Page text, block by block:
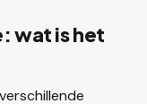
wat is het